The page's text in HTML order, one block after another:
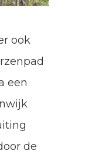
ook
een
de